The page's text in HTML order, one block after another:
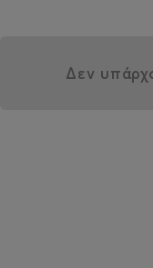
Δεν